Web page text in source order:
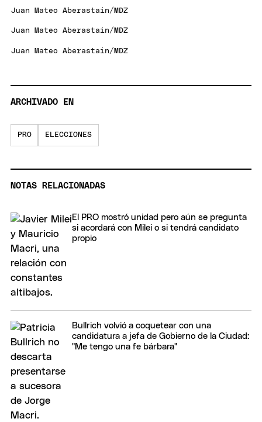
Juan Mateo Aberastain/MDZ
Juan Mateo Aberastain/MDZ
Juan Mateo Aberastain/MDZ
ARCHIVADO EN
PRO ELECCIONES
NOTAS RELACIONADAS
El PRO mostró unidad pero aún se pregunta
si acordará con Milei o si tendrá candidato
propio
Bullrich volvió a coquetear con una
candidatura a jefa de Gobierno de la Ciudad:
"Me tengo una fe bárbara"